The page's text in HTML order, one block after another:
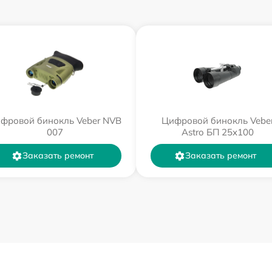
бинокль Veber NVB
007
Заказать ремонт
Цифровой бинокль
Astro БП 25x100
Заказать ремонт